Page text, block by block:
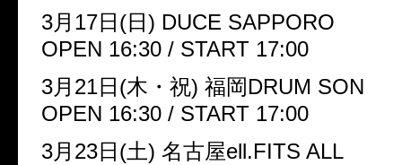
3月17日(日) DUCE SAPPORO
OPEN 16:30 / START 17:00
3月21日(木・祝) 福岡DRUM SON
OPEN 16:30 / START 17:00
3月23日(土) 名古屋ell.FITS ALL